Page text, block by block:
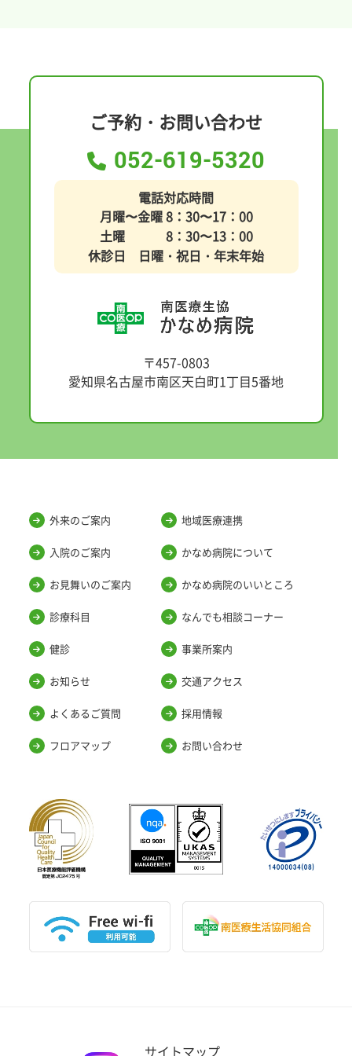
〒457-0803
愛知県名古屋市南区天白町1丁目5番地
ご予約・お問い合わせ
052-619-5320
電話対応時間
月曜〜金曜 8：30〜17：00
土曜 8：30〜13：00
休診日 日曜・祝日・年末年始
外来のご案内
入院のご案内
お見舞いのご案内
診療科目
健診
地域医療連携
かなめ病院について
かなめ病院のいいところ
なんでも相談コーナー
事業所案内
お知らせ
よくあるご質問
フロアマップ
交通アクセス
採用情報
お問い合わせ
サイトマップ